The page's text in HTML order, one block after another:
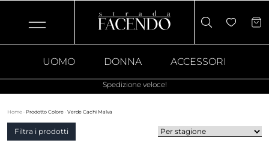
UOMO DONNA ACCESSORI
Spedizione veloce!
Home · Prodotto Colore · Verde Cachi Malva
Filtra i prodotti